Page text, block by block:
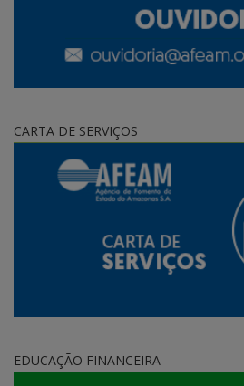
CARTA DE SERVIÇOS
EDUCAÇÃO FINANCEIRA